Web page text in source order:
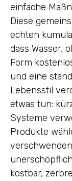
einfache
Diese
echten
dass Wasser,
Form
und eine
Lebensstil
etwas tun:
Systeme
Produkte
kostbar,